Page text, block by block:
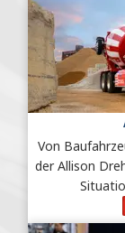
Von
der Allison